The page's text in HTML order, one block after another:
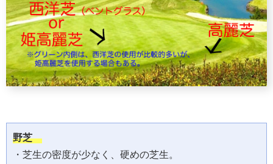
野芝
・芝生の密度が少なく、硬めの芝生。